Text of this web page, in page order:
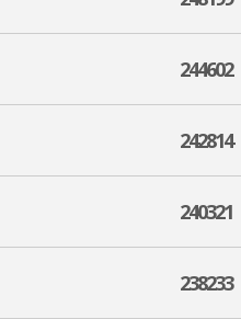
244602
242814
240321
238233